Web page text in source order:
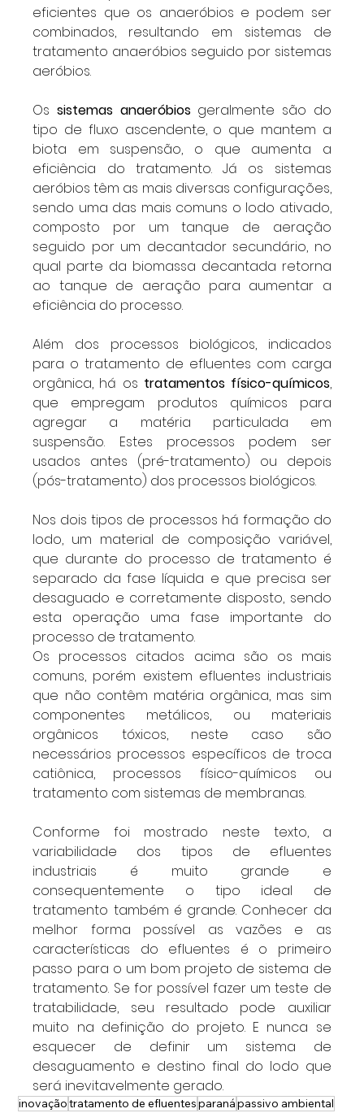
eficientes que os anaeróbios e podem ser
combinados, resultando em sistemas de
tratamento anaeróbios seguido por sistemas
aeróbios.
Os sistemas anaeróbios geralmente são do
tipo de fluxo ascendente, o que mantem a
biota em suspensão, o que aumenta a
eficiência do tratamento. Já os sistemas
aeróbios têm as mais diversas configurações,
sendo uma das mais comuns o lodo ativado,
composto por um tanque de aeração
seguido por um decantador secundário, no
qual parte da biomassa decantada retorna
ao tanque de aeração para aumentar a
eficiência do processo.
Além dos processos biológicos, indicados
para o tratamento de efluentes com carga
orgânica, há os tratamentos físico-químicos,
que empregam produtos químicos para
agregar a matéria particulada em
suspensão. Estes processos podem ser
usados antes (pré-tratamento) ou depois
(pós-tratamento) dos processos biológicos.
Nos dois tipos de processos há formação do
lodo, um material de composição variável,
que durante do processo de tratamento é
separado da fase líquida e que precisa ser
desaguado e corretamente disposto, sendo
esta operação uma fase importante do
processo de tratamento.
Os processos citados acima são os mais
comuns, porém existem efluentes industriais
que não contêm matéria orgânica, mas sim
componentes metálicos, ou materiais
orgânicos tóxicos, neste caso são
necessários processos específicos de troca
catiônica, processos físico-químicos ou
tratamento com sistemas de membranas.
Conforme foi mostrado neste texto, a
variabilidade dos tipos de efluentes
industriais é muito grande e
consequentemente o tipo ideal de
tratamento também é grande. Conhecer da
melhor forma possível as vazões e as
características do efluentes é o primeiro
passo para o um bom projeto de sistema de
tratamento. Se for possível fazer um teste de
tratabilidade, seu resultado pode auxiliar
muito na definição do projeto. E nunca se
esquecer de definir um sistema de
desaguamento e destino final do lodo que
será inevitavelmente gerado.
inovaçãotratamento de efluentesparanápassivo ambiental